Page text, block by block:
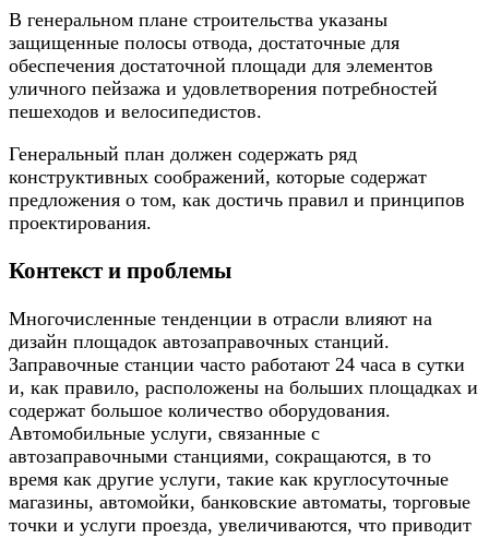
В генеральном плане строительства указаны
защищенные полосы отвода, достаточные для
обеспечения достаточной площади для элементов
уличного пейзажа и удовлетворения потребностей
пешеходов и велосипедистов.
Генеральный план должен содержать ряд
конструктивных соображений, которые содержат
предложения о том, как достичь правил и принципов
проектирования.
Контекст и проблемы
Многочисленные тенденции в отрасли влияют на
дизайн площадок автозаправочных станций.
Заправочные станции часто работают 24 часа в сутки
и, как правило, расположены на больших площадках и
содержат большое количество оборудования.
Автомобильные услуги, связанные с
автозаправочными станциями, сокращаются, в то
время как другие услуги, такие как круглосуточные
магазины, автомойки, банковские автоматы, торговые
точки и услуги проезда, увеличиваются, что приводит